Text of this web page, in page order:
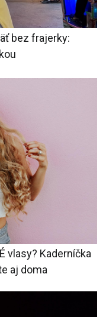
bez frajerky:
vlasy? Kaderníčka
aj doma